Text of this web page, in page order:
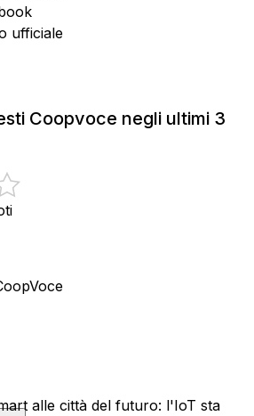
ufficiale
Coopvoce negli ultimi 3
alle città del futuro: l'IoT sta